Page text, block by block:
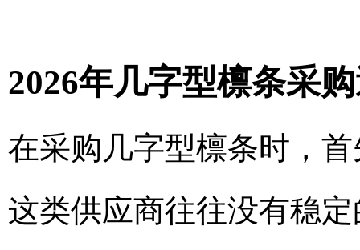
2026年几字型檩条采
在采购几字型檩条时，
这类供应商往往没有稳